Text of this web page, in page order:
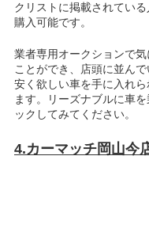
クリストに掲載されてい
購入可能です。
業者専用オークションで
ことができ、店頭に並ん
安く欲しい車を手に入れ
ます。リーズナブルに車
ックしてみてください。
4.カーマッチ岡山今